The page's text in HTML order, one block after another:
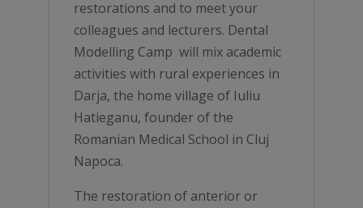
restorations and to meet your
colleagues and lecturers. Dental
Modelling Camp will mix academic
activities with rural experiences in
Darja, the home village of Iuliu
Hatieganu, founder of the
Romanian Medical School in Cluj
Napoca.
The restoration of anterior or